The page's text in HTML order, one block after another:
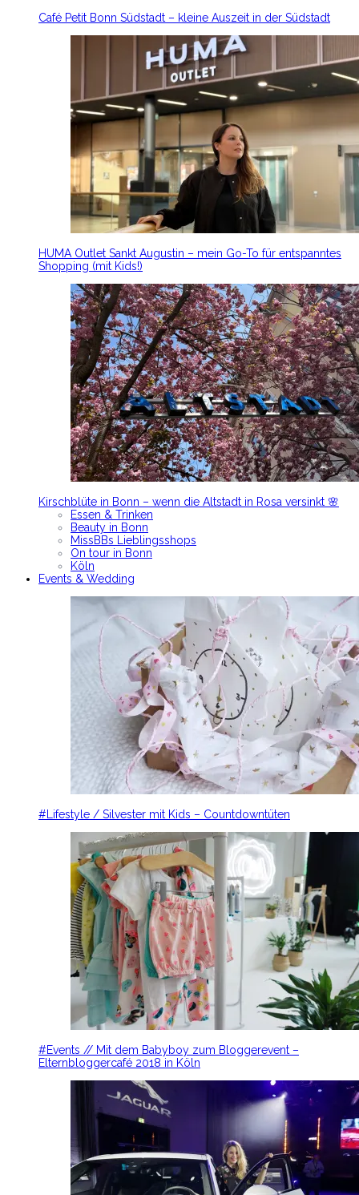
Café Petit Bonn Südstadt – kleine Auszeit in der Südstadt
HUMA Outlet Sankt Augustin – mein Go-To für entspanntes
Shopping (mit Kids!)
Kirschblüte in Bonn – wenn die Altstadt in Rosa versinkt 🌸
Essen & Trinken
Beauty in Bonn
MissBBs Lieblingsshops
On tour in Bonn
Köln
Events & Wedding
#Lifestyle / Silvester mit Kids – Countdowntüten
#Events // Mit dem Babyboy zum Bloggerevent –
Elternbloggercafé 2018 in Köln